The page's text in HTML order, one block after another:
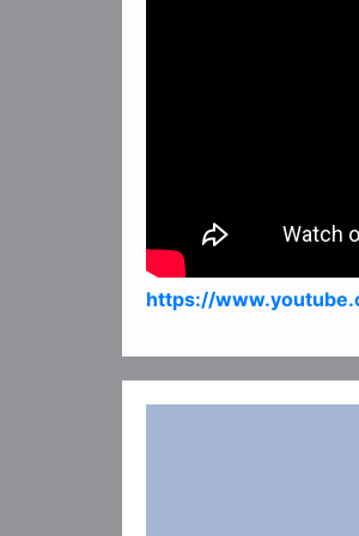
https://